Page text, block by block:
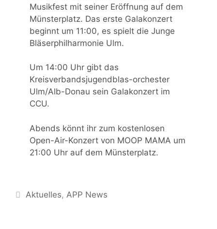
Musikfest mit seiner Eröffnung auf dem
Münsterplatz. Das erste Galakonzert
beginnt um 11:00, es spielt die Junge
Bläserphilharmonie Ulm.
Um 14:00 Uhr gibt das
Kreisverbandsjugendblas-orchester
Ulm/Alb-Donau sein Galakonzert im
CCU.
Abends könnt ihr zum kostenlosen
Open-Air-Konzert von MOOP MAMA um
21:00 Uhr auf dem Münsterplatz.
Kategorien
Aktuelles,APP News